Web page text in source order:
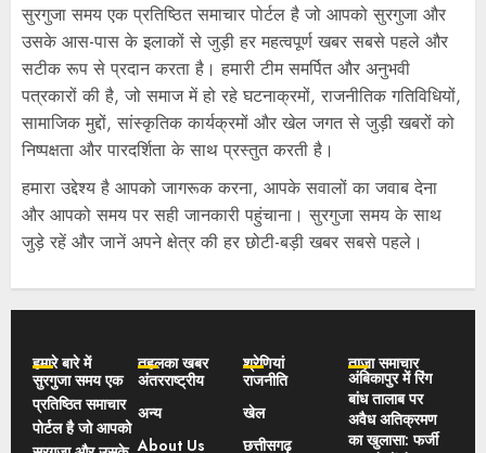
सुरगुजा समय एक प्रतिष्ठित समाचार पोर्टल है जो आपको सुरगुजा और
उसके आस-पास के इलाकों से जुड़ी हर महत्वपूर्ण खबर सबसे पहले और
सटीक रूप से प्रदान करता है। हमारी टीम समर्पित और अनुभवी
पत्रकारों की है, जो समाज में हो रहे घटनाक्रमों, राजनीतिक गतिविधियों,
सामाजिक मुद्दों, सांस्कृतिक कार्यक्रमों और खेल जगत से जुड़ी खबरों को
निष्पक्षता और पारदर्शिता के साथ प्रस्तुत करती है।
हमारा उद्देश्य है आपको जागरूक करना, आपके सवालों का जवाब देना
और आपको समय पर सही जानकारी पहुंचाना। सुरगुजा समय के साथ
जुड़े रहें और जानें अपने क्षेत्र की हर छोटी-बड़ी खबर सबसे पहले।
हमारे बारे में
सुरगुजा समय एक
प्रतिष्ठित समाचार
पोर्टल है जो आपको
तहलका खबर
अंतरराष्ट्रीय
अन्य
About Us
श्रेणियां
राजनीति
खेल
छत्तीसगढ़
ताज़ा समाचार
अंबिकापुर में रिंग
बांध तालाब पर
अवैध अतिक्रमण
का खुलासा: फर्जी